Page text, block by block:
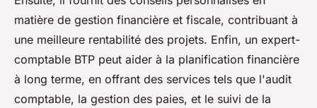
matière de gestion financière et fiscale, contribuant à
une meilleure rentabilité des projets. Enfin, un expert-
comptable BTP peut aider à la planification financière
à long terme, en offrant des services tels que l'audit
comptable, la gestion des paies, et le suivi de la